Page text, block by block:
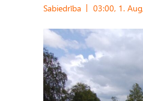
Sabiedrība 03:00, 1.